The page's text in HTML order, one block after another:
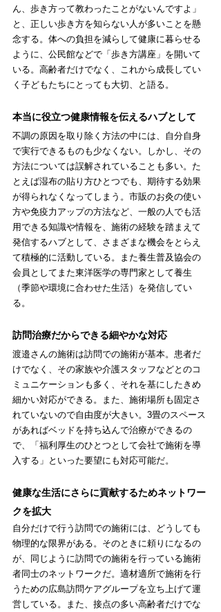
ん、歩き方って教わったことがないんですよ」
と、正しい歩き方を知らない人が多いことを懸
念する。体への負担を減らして健康に暮らせる
ように、公民館などで「歩き方講座」を開いて
いる。高齢者だけでなく、これから成長してい
く子どもたちにとっても大切、と語る。
本当に役立つ健康情報を伝えるハブとして
不調の原因を取り除く方法の中には、自分自身
で実行できるものも少なくない。しかし、その
方法については誤解されていることも多い。た
とえば湿布の貼り方ひとつでも、期待する効果
が得られなくなってしまう。市販のお灸の使い
方や免疫力アップの方法など、一般の人でも活
用できる知識や情報を、施術の経験を踏まえて
発信するハブとして、さまざまな機会をとらえ
て積極的に活動している。
また養生普及協会の
会員としてまた東洋医学の専門家として養生
（季節や環境に合わせた生活）を発信してい
る。
訪問治療だからできる細やかな対応
渡邉さんの施術は訪問での施術が基本。患者だ
けでなく、その家族や介護スタッフなどとのコ
ミュニケーションも多く、それを基にしたきめ
細かい対応ができる。また、 施術場所も固定さ
れていないので自由度が大きい。3畳のスペース
があればベッドを持ち込んで治療ができるの
で、「福利厚生のひとつとして会社で施術を導
入する」といった要望にも対応可能だ。
健康な生活にさらに貢献するためネットワー
クを拡大
自分だけで行う 訪問での施術には、どうしても
物理的な限界がある。そのときに頼りになるの
が、同じように訪問での施術を行っている施術
者同士のネットワークだ。適材適所で施術を行
うための広島訪問ケアグループを立ち上げて運
営している。また、接点の多い高齢者だけでな